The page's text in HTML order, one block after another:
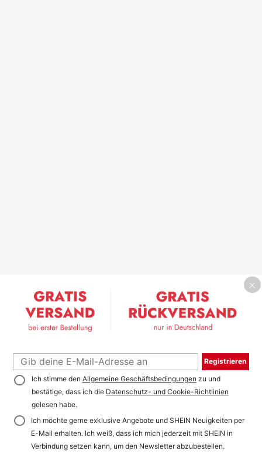
Registrieren
Ich stimme den Allgemeine Geschäftsbedingungen zu und
bestätige, dass ich die Datenschutz- und Cookie-Richtlinien
gelesen habe.
Ich möchte gerne exklusive Angebote und SHEIN Neuigkeiten per
E-Mail erhalten. Ich weiß, dass ich mich jederzeit mit SHEIN in
Verbindung setzen kann, um den Newsletter abzubestellen.